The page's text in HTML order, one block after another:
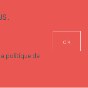
politique de